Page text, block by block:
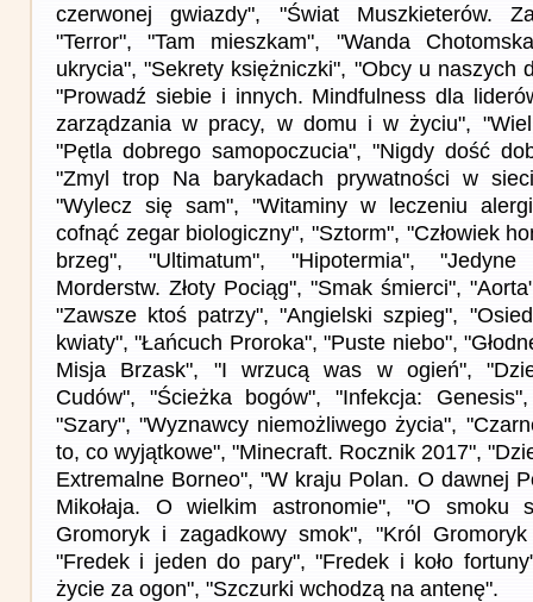
czerwonej gwiazdy", "Świat Muszkieterów.
"Terror", "Tam mieszkam", "Wanda
ukrycia", "Sekrety księżniczki", "Obcy u naszych
"Prowadź siebie i innych. Mindfulness dla
zarządzania w pracy, w domu i w życiu",
"Pętla dobrego samopoczucia", "Nigdy dość
"Zmyl trop Na barykadach prywatności w
"Wylecz się sam", "Witaminy w leczeniu
cofnąć zegar biologiczny", "Sztorm", "Człowiek
brzeg", "Ultimatum", "Hipotermia",
Morderstw. Złoty Pociąg", "Smak śmierci",
"Zawsze ktoś patrzy", "Angielski szpieg",
kwiaty", "Łańcuch Proroka", "Puste niebo",
Misja Brzask", "I wrzucą was w ogień",
Cudów", "Ścieżka bogów", "Infekcja:
"Szary", "Wyznawcy niemożliwego życia",
to, co wyjątkowe", "Minecraft. Rocznik 2017",
Extremalne Borneo", "W kraju Polan. O dawnej
Mikołaja. O wielkim astronomie", "O smoku
Gromoryk i zagadkowy smok", "Król
"Fredek i jeden do pary", "Fredek i koło
życie za ogon", "Szczurki wchodzą na antenę".